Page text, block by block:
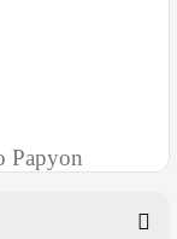
Papyon